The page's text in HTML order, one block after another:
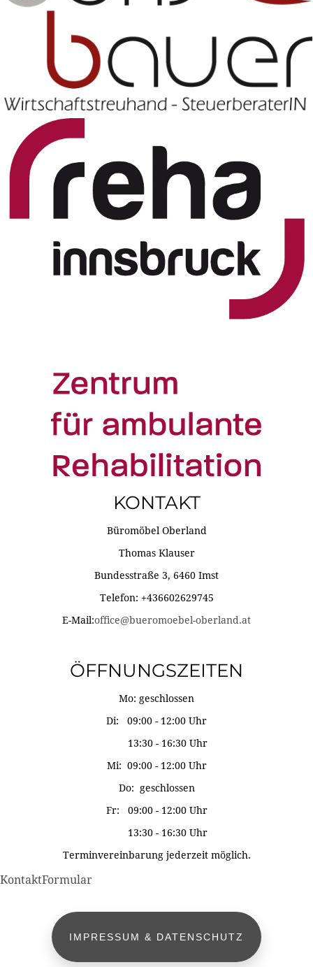
KONTAKT
Büromöbel Oberland
Thomas Klauser
Bundesstraße 3, 6460 Imst
Telefon: +436602629745
E-Mail:office@bueromoebel-oberland.at
ÖFFNUNGSZEITEN
Mo: geschlossen
Di: 09:00 - 12:00 Uhr
13:30 - 16:30 Uhr
Mi: 09:00 - 12:00 Uhr
Do: geschlossen
Fr: 09:00 - 12:00 Uhr
13:30 - 16:30 Uhr
Terminvereinbarung jederzeit möglich.
KontaktFormular
IMPRESSUM & DATENSCHUTZ